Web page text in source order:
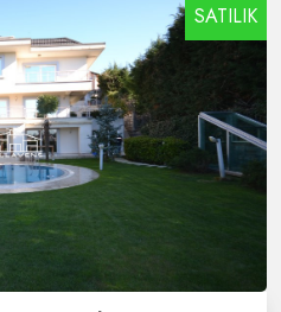
SATILIK